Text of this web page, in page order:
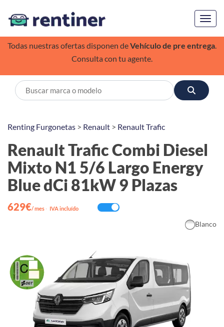
Todas nuestras ofertas disponen deVehículo de pre entrega.
Consulta con tu agente.
Renting Furgonetas > Renault > Renault Trafic
Renault Trafic Combi Diesel
Mixto N1 5/6 Largo Energy
Blue dCi 81kW 9 Plazas
629€/ mes · IVA incluído
Blanco